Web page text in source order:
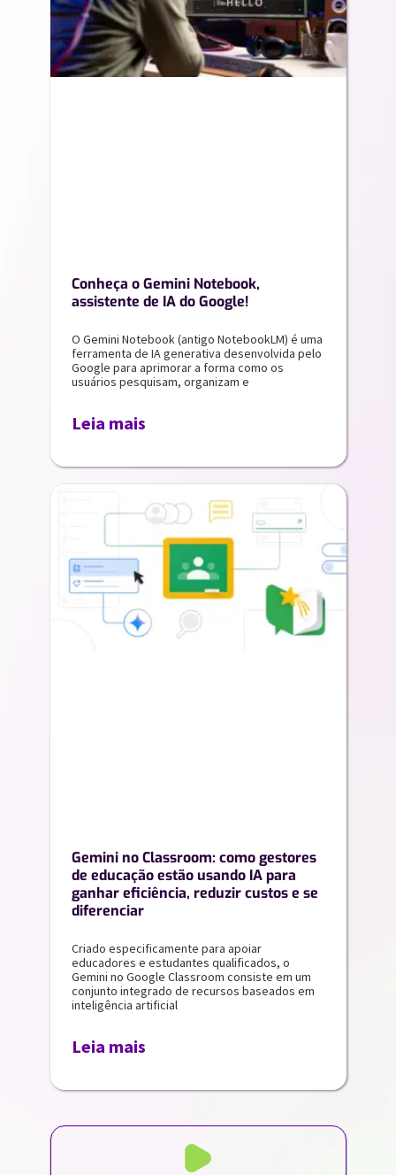
Conheça o Gemini Notebook,
assistente de IA do Google!
O Gemini Notebook (antigo NotebookLM) é uma
ferramenta de IA generativa desenvolvida pelo
Google para aprimorar a forma como os
usuários pesquisam, organizam e
Leia mais
Gemini no Classroom: como gestores
de educação estão usando IA para
ganhar eficiência, reduzir custos e se
diferenciar
Criado especificamente para apoiar
educadores e estudantes qualificados, o
Gemini no Google Classroom consiste em um
conjunto integrado de recursos baseados em
inteligência artificial
Leia mais